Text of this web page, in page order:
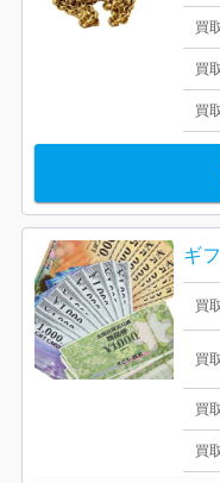
買
買
買
ギ
買
買
買
買